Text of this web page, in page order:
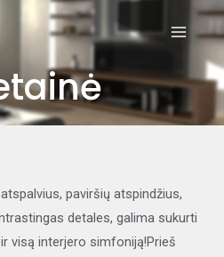
MAIN
paviršių atspindžius,
detales, galima sukurti
visą interjero simfoniją!Prieš